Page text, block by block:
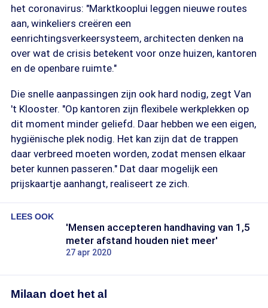
het coronavirus: "Marktkooplui leggen nieuwe routes
aan, winkeliers creëren een
eenrichtingsverkeersysteem, architecten denken na
over wat de crisis betekent voor onze huizen, kantoren
en de openbare ruimte."
Die snelle aanpassingen zijn ook hard nodig, zegt Van
't Klooster. "Op kantoren zijn flexibele werkplekken op
dit moment minder geliefd. Daar hebben we een eigen,
hygiënische plek nodig. Het kan zijn dat de trappen
daar verbreed moeten worden, zodat mensen elkaar
beter kunnen passeren." Dat daar mogelijk een
prijskaartje aanhangt, realiseert ze zich.
LEES OOK
'Mensen accepteren handhaving van 1,5
meter afstand houden niet meer'
27 apr 2020
Milaan doet het al